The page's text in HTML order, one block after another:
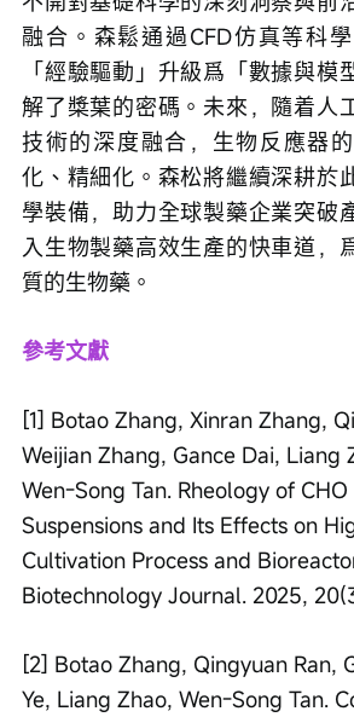
融合。森鬆通過CFD仿真等科
「經驗驅動」升級爲「數據與模
解了槳葉的密碼。未來，隨着人
技術的深度融合，生物反應器
化、精細化。森松將繼續深耕於
學裝備，助力全球製藥企業突破
入生物製藥高效生產的快車道，
質的生物藥。
參考文獻
[1] Botao Zhang, Xinran Zhang,
Weijian Zhang, Gance Dai, Liang
Wen-Song Tan. Rheology of CHO
Suspensions and Its Effects on
Cultivation Process and
Biotechnology Journal. 2025,
[2] Botao Zhang, Qingyuan Ran,
Ye, Liang Zhao, Wen-Song Tan.